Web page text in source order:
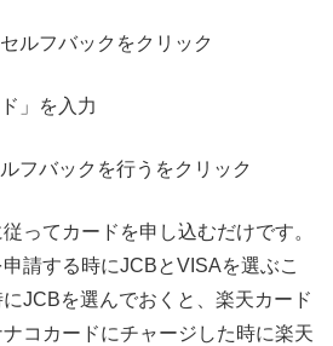
ルフバックをクリック
」を入力
フバックを行うをクリック
ってカードを申し込むだけです。
請する時にJCBとVISAを選ぶこ
JCBを選んでおくと、楽天カード
コカードにチャージした時に楽天